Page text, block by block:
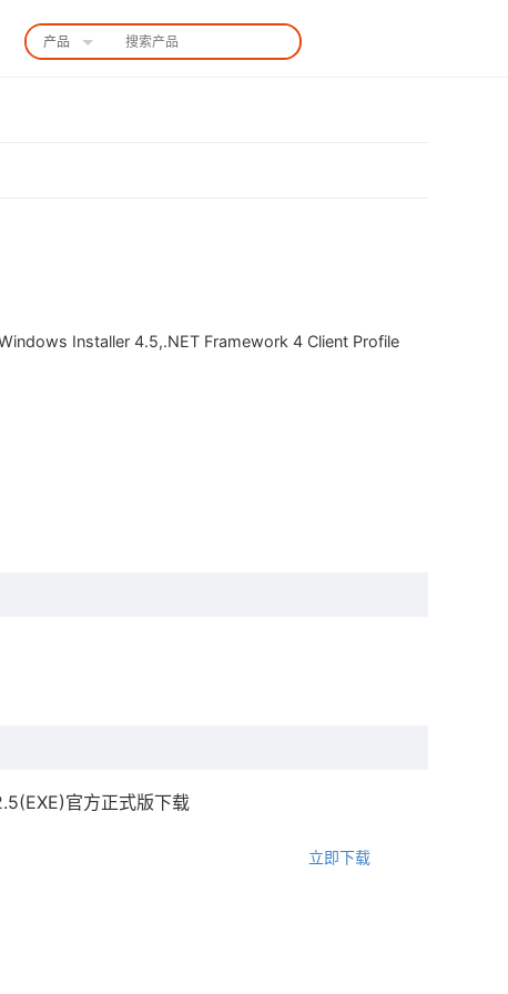
产品
Installer 4.5,.NET Framework 4 Client Profile
官方正式版下载
立即下载